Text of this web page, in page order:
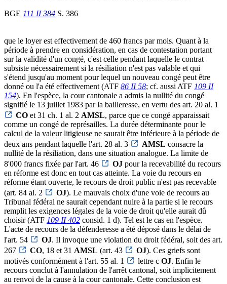
BGE 111 II 384 S. 386
que le loyer est effectivement de 460 francs par mois. Quant à la
période à prendre en considération, en cas de contestation portant
sur la validité d'un congé, c'est celle pendant laquelle le contrat
subsiste nécessairement si la résiliation n'est pas valable et qui
s'étend jusqu'au moment pour lequel un nouveau congé peut être
donné ou l'a été effectivement (ATF 86 II 58; cf. aussi ATF 109 II
154). En l'espèce, la cour cantonale a admis la nullité du congé
signifié le 13 juillet 1983 par la bailleresse, en vertu des art. 20 al. 1
CO et 31 ch. 1 al. 2 AMSL, parce que ce congé apparaissait
comme un congé de représailles. La durée déterminante pour le
calcul de la valeur litigieuse ne saurait être inférieure à la période de
deux ans pendant laquelle l'art. 28 al. 3
AMSL consacre la
nullité de la résiliation, dans une situation analogue. La limite de
8'000 francs fixée par l'art. 46
OJ pour la recevabilité du recours
en réforme est donc en tout cas atteinte. La voie du recours en
réforme étant ouverte, le recours de droit public n'est pas recevable
(art. 84 al. 2
OJ). Le mauvais choix d'une voie de recours au
Tribunal fédéral ne saurait cependant nuire à la partie si le recours
remplit les exigences légales de la voie de droit qu'elle aurait dû
choisir (ATF 109 II 402 consid. 1 d). Tel est le cas en l'espèce.
L'acte de recours de la défenderesse a été déposé dans le délai de
l'art. 54
OJ. Il invoque une violation du droit fédéral, soit des art.
267
CO, 18 et 31 AMSL (art. 43 OJ). Ces griefs sont
motivés conformément à l'art. 55 al. 1
lettre c OJ. Enfin le
recours conclut à l'annulation de l'arrêt cantonal, soit implicitement
au renvoi de la cause à la cour cantonale. Cette conclusion est